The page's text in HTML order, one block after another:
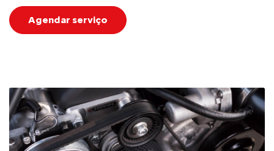
Agendar serviço